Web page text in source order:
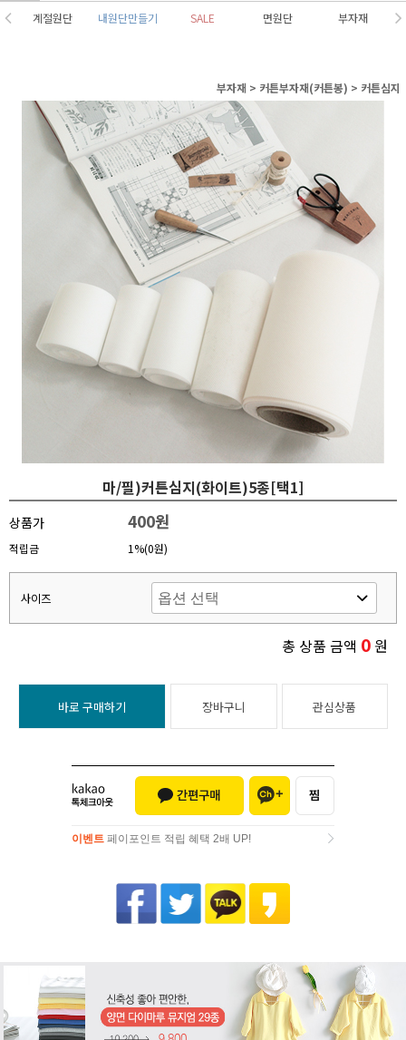
계절원단 내원단만들기 SALE 면원단 부자재
부자재 > 커튼부자재(커튼봉) > 커튼심지
마/필)커튼심지(화이트)5종[택1]
상품가 400원
적립금 1%(0원)
사이즈
총 상품 금액 0원
바로 구매하기 장바구니 관심상품
이벤트 페이포인트 적립 혜택 2배 UP!